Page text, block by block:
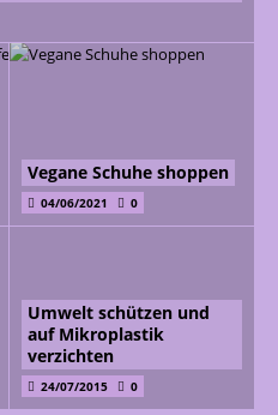
Vegane Schuhe shoppen
04/06/2021 0
Umwelt schützen und
auf Mikroplastik
verzichten
24/07/2015 0